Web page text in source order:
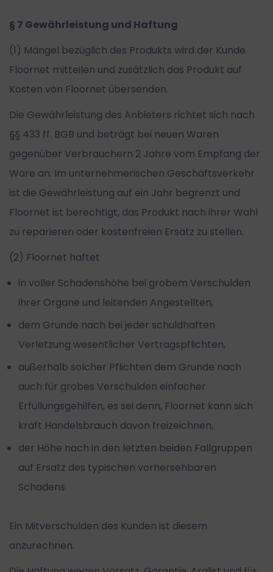
§ 7 Gewährleistung und Haftung
(1) Mängel bezüglich des Produkts wird der Kunde
Floornet mitteilen und zusätzlich das Produkt auf
Kosten von Floornet übersenden.
Die Gewährleistung des Anbieters richtet sich nach
§§ 433 ff. BGB und beträgt bei neuen Waren
gegenüber Verbrauchern 2 Jahre vom Empfang der
Ware an. Im unternehmerischen Geschäftsverkehr
ist die Gewährleistung auf ein Jahr begrenzt und
Floornet ist berechtigt, das Produkt nach ihrer Wahl
zu reparieren oder kostenfreien Ersatz zu stellen.
(2) Floornet haftet
in voller Schadenshöhe bei grobem Verschulden
ihrer Organe und leitenden Angestellten,
dem Grunde nach bei jeder schuldhaften
Verletzung wesentlicher Vertragspflichten,
außerhalb solcher Pflichten dem Grunde nach
auch für grobes Verschulden einfacher
Erfüllungsgehilfen, es sei denn, Floornet kann sich
kraft Handelsbrauch davon freizeichnen,
der Höhe nach in den letzten beiden Fallgruppen
auf Ersatz des typischen vorhersehbaren
Schadens.
Ein Mitverschulden des Kunden ist diesem
anzurechnen.